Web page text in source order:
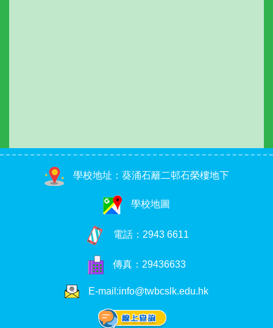
學校地址：葵涌石籬二邨石榮樓地下
學校地圖
電話： 2943 6611
傳真：29436633
E-mail:info@twbcslk.edu.hk